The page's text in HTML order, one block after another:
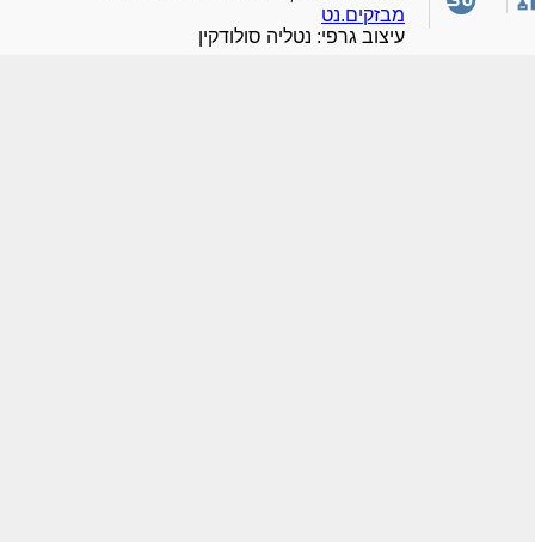
מבזקים.נט
עיצוב גרפי: נטליה סולודקין